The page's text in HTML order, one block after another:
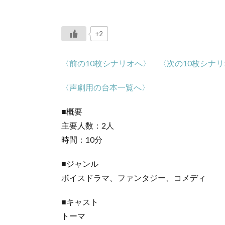
+2
〈前の10枚シナリオへ〉 〈次の10枚シナ
〈声劇用の台本一覧へ〉
■概要
主要人数：2人
時間：10分
■ジャンル
ボイスドラマ、ファンタジー、コメディ
■キャスト
トーマ